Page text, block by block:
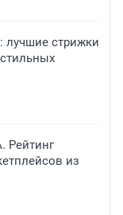
стрижки
Рейтинг
из